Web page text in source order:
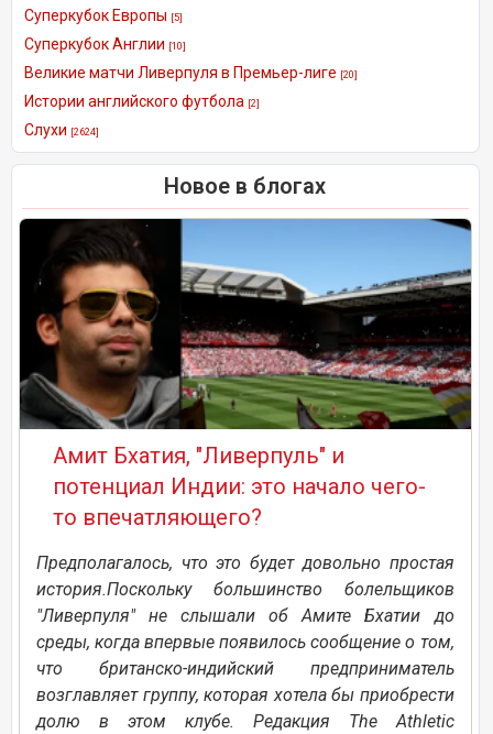
Суперкубок Европы [5]
Суперкубок Англии [10]
Великие матчи Ливерпуля в Премьер-лиге [20]
Истории английского футбола [2]
Слухи [2624]
Новое в блогах
Амит Бхатия, "Ливерпуль" и
потенциал Индии: это начало чего-
то впечатляющего?
Предполагалось, что это будет довольно простая
история.Поскольку большинство болельщиков
"Ливерпуля" не слышали об Амите Бхатии до
среды, когда впервые появилось сообщение о том,
что британско-индийский предприниматель
возглавляет группу, которая хотела бы приобрести
долю в этом клубе. Редакция The Athletic